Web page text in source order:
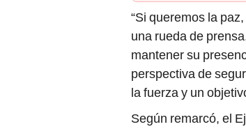
“Si queremos la
una rueda de
mantener su
perspectiva de
la fuerza y un
Según remarcó, el